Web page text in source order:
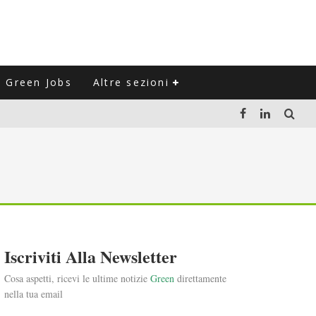
Green Jobs Altre sezioni
L'ITALIA
Iscriviti Alla Newsletter
Cosa aspetti, ricevi le ultime notizie Green direttamente
nella tua email